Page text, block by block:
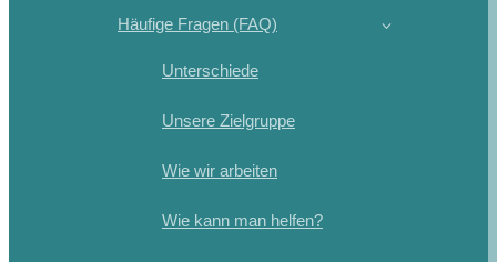
Häufige Fragen (FAQ)
Unterschiede
Unsere Zielgruppe
Wie wir arbeiten
Wie kann man helfen?